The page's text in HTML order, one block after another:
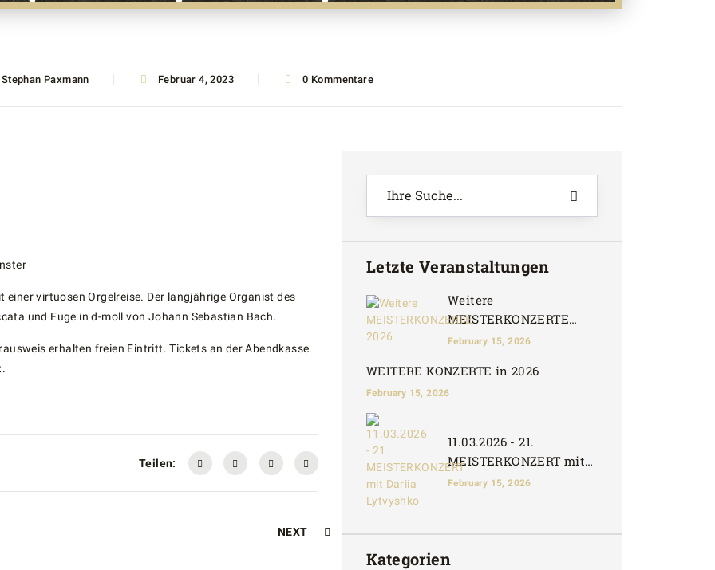
Paxmann Februar 4, 2023 0 Kommentare
virtuosen Orgelreise. Der langjährige Organist des
und Fuge in d-moll von Johann Sebastian Bach.
erhalten freien Eintritt. Tickets an der Abendkasse.
Teilen:
NEXT
Letzte Veranstaltungen
Weitere
MEISTERKONZERTE
2026
February 15, 2026
WEITERE KONZERTE in 2026
February 15, 2026
11.03.2026 - 21.
MEISTERKONZERT mit
Dariia Lytvyshko
February 15, 2026
Kategorien